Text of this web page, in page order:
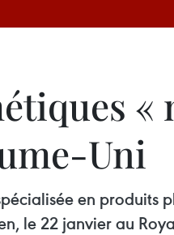
«
Uni
en
le 22 janvier au